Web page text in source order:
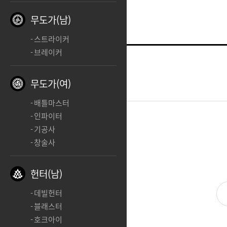
2025.07.11 23:28
무도가(남)
스트라이커
브레이커
무도가(여)
배틀마스터
인파이터
기공사
창술사
헌터(남)
데빌헌터
블래스터
호크아이